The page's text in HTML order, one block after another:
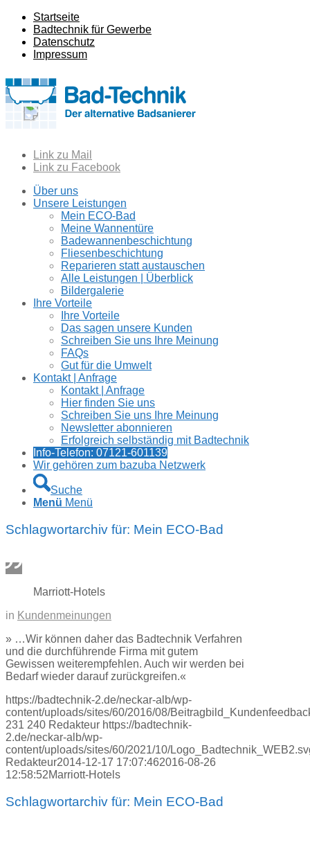
Startseite
Badtechnik für Gewerbe
Datenschutz
Impressum
Link zu Mail
Link zu Facebook
Über uns
Unsere Leistungen
Mein ECO-Bad
Meine Wannentüre
Badewannenbeschichtung
Fliesenbeschichtung
Reparieren statt austauschen
Alle Leistungen | Überblick
Bildergalerie
Ihre Vorteile
Ihre Vorteile
Das sagen unsere Kunden
Schreiben Sie uns Ihre Meinung
FAQs
Gut für die Umwelt
Kontakt | Anfrage
Kontakt | Anfrage
Hier finden Sie uns
Schreiben Sie uns Ihre Meinung
Newsletter abonnieren
Erfolgreich selbständig mit Badtechnik
Info-Telefon: 07121-601139
Wir gehören zum bazuba Netzwerk
Suche
Menü Menü
Schlagwortarchiv für: Mein ECO-Bad
Marriott-Hotels
in Kundenmeinungen
» …Wir können daher das Badtechnik Verfahren
und die durchführende Firma mit gutem
Gewissen weiterempfehlen. Auch wir werden bei
Bedarf wieder darauf zurückgreifen.«
https://badtechnik-2.de/neckar-alb/wp-
content/uploads/sites/60/2016/08/
231 240 Redakteur https://badtechnik-
2.de/neckar-alb/wp-
content/uploads/sites/60/2021/10/
Redakteur2014-12-17 17:07:462016-08-26
12:58:52Marriott-Hotels
Schlagwortarchiv für: Mein ECO-Bad